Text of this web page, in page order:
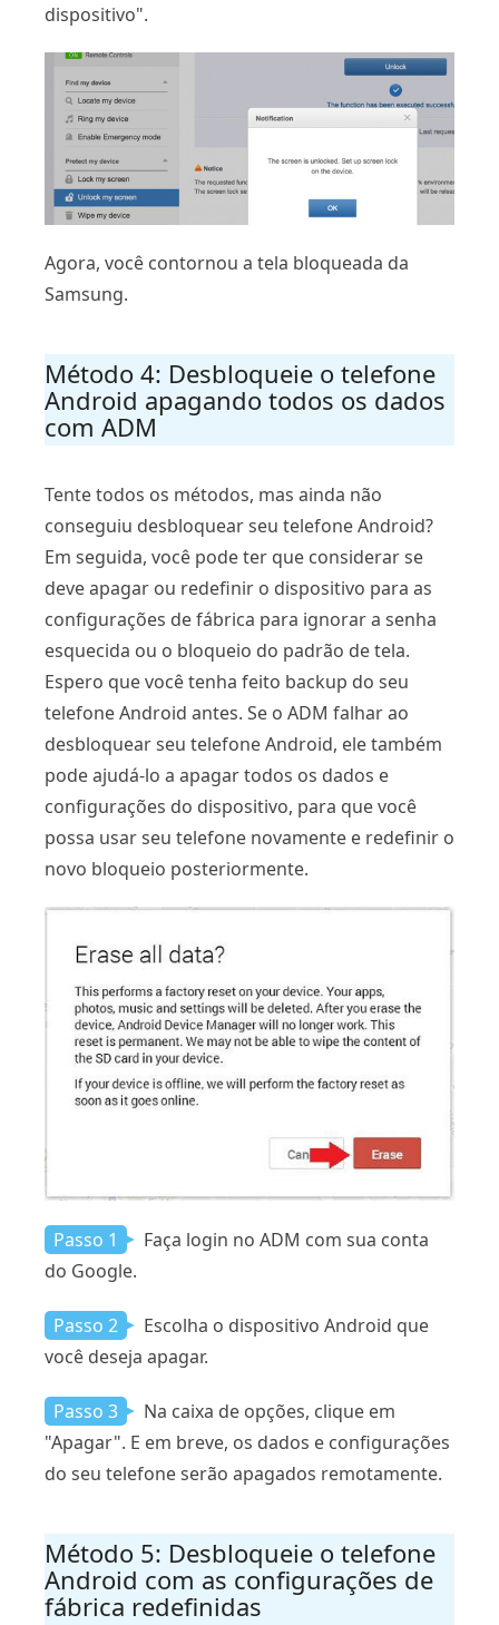
dispositivo".
Agora, você contornou a tela bloqueada da
Samsung.
Método 4: Desbloqueie o telefone
Android apagando todos os dados
com ADM
Tente todos os métodos, mas ainda não
conseguiu desbloquear seu telefone Android?
Em seguida, você pode ter que considerar se
deve apagar ou redefinir o dispositivo para as
configurações de fábrica para ignorar a senha
esquecida ou o bloqueio do padrão de tela.
Espero que você tenha feito backup do seu
telefone Android antes. Se o ADM falhar ao
desbloquear seu telefone Android, ele também
pode ajudá-lo a apagar todos os dados e
configurações do dispositivo, para que você
possa usar seu telefone novamente e redefinir o
novo bloqueio posteriormente.
Passo 1
Faça login no ADM com sua conta
do Google.
Passo 2
Escolha o dispositivo Android que
você deseja apagar.
Passo 3
Na caixa de opções, clique em
"Apagar". E em breve, os dados e configurações
do seu telefone serão apagados remotamente.
Método 5: Desbloqueie o telefone
Android com as configurações de
fábrica redefinidas